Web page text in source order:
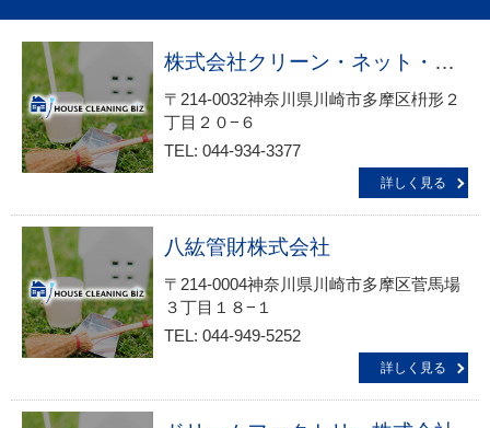
株式会社クリーン・ネット・ジャパン
〒214-0032神奈川県川崎市多摩区枡形２
丁目２０−６
TEL: 044-934-3377
詳しく見る
八紘管財株式会社
〒214-0004神奈川県川崎市多摩区菅馬場
３丁目１８−１
TEL: 044-949-5252
詳しく見る